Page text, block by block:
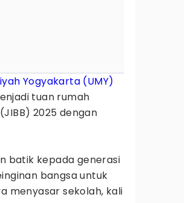
Yogyakarta (UMY)
tuan rumah
2025 dengan
batik kepada generasi
bangsa untuk
menyasar sekolah, kali